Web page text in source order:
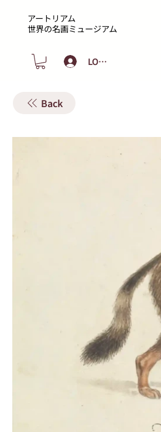
アートリアム
​世界の名画ミュージアム
LOGIN
Back